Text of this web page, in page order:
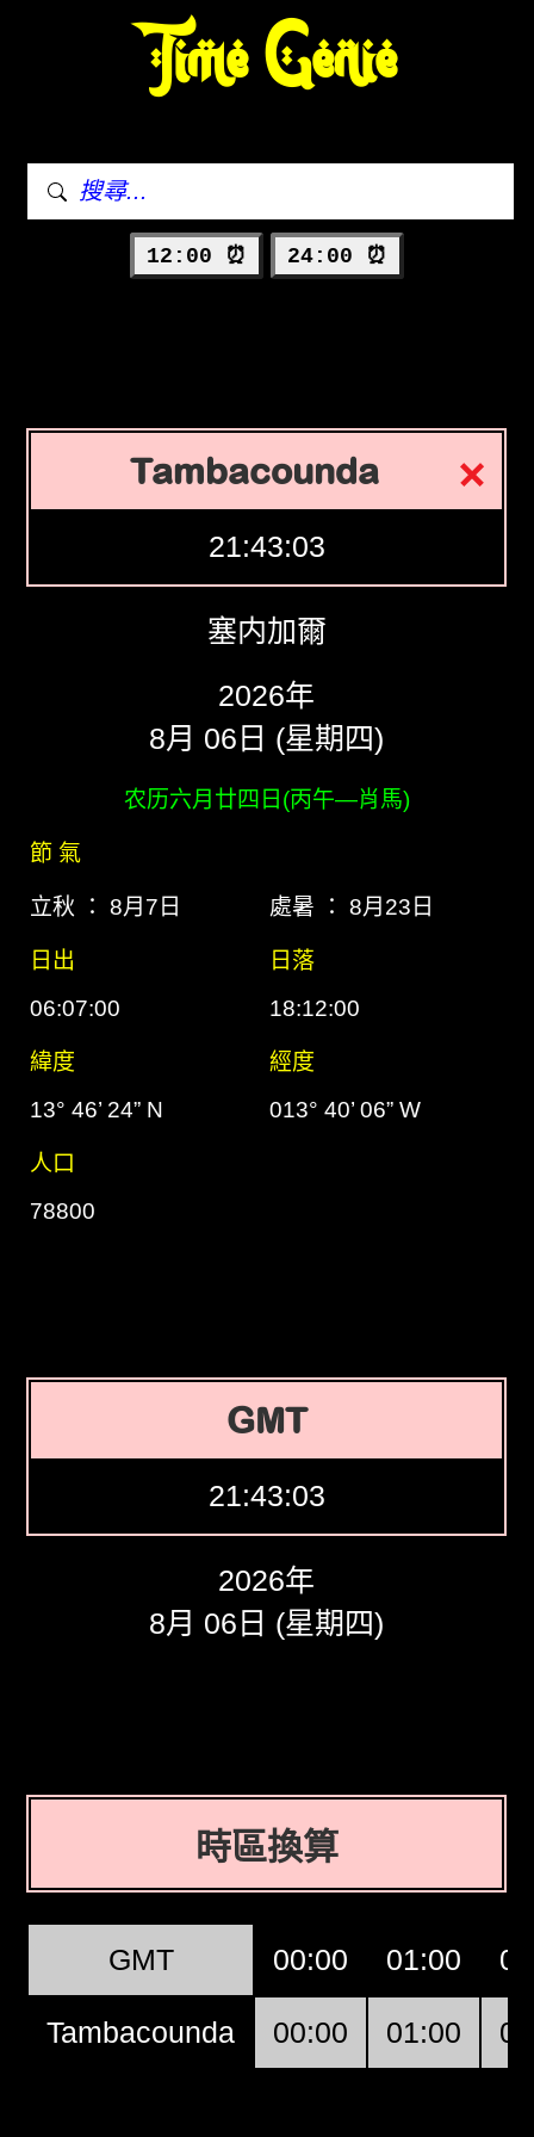
Time Genie
12:00 ⏰ 24:00 ⏰
Tambacounda
21:43:04
塞内加爾
2026年
8月 06日 (星期四)
农历六月廿四日(丙午―肖馬)
節 氣
立秋 ： 8月7日 處暑 ： 8月23日
日出
日落
06:07:00
18:12:00
緯度
經度
13° 46’ 24” N
013° 40’ 06” W
人口
78800
GMT
21:43:04
2026年
8月 06日 (星期四)
時區換算
GMT 00:00 01:00
Tambacounda 00:00 01:00